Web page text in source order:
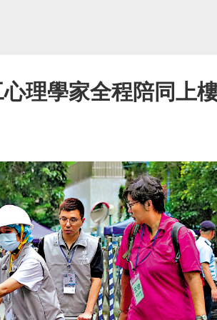
理學家全程陪同上